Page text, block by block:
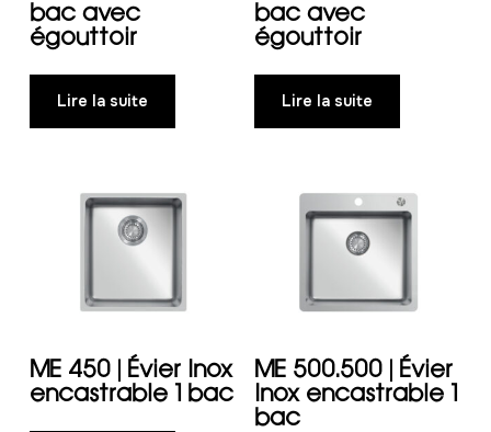
bac avec
égouttoir
Lire la suite
bac avec
égouttoir
Lire la suite
ME 450 | Évier Inox
encastrable 1 bac
ME 500.500 | Évier
Inox encastrable 1
bac